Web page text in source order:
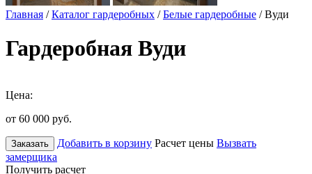
Главная /Каталог гардеробных /Белые гардеробные / Вуди
Гардеробная Вуди
Цена:
от 60 000 руб.
Заказать Добавить в корзину Расчет цены Вызвать
замерщика
Получить расчет